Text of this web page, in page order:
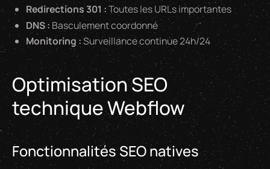
Redirections 301 :Toutes les URLs importantes
DNS : Basculement coordonné
Monitoring :Surveillance continue 24h/24
Optimisation SEO
technique Webflow
Fonctionnalités SEO natives